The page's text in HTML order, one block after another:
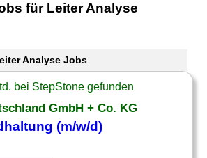
für Leiter Analyse
Analyse Jobs
bei StepStone gefunden
GmbH + Co. KG
(m/w/d)